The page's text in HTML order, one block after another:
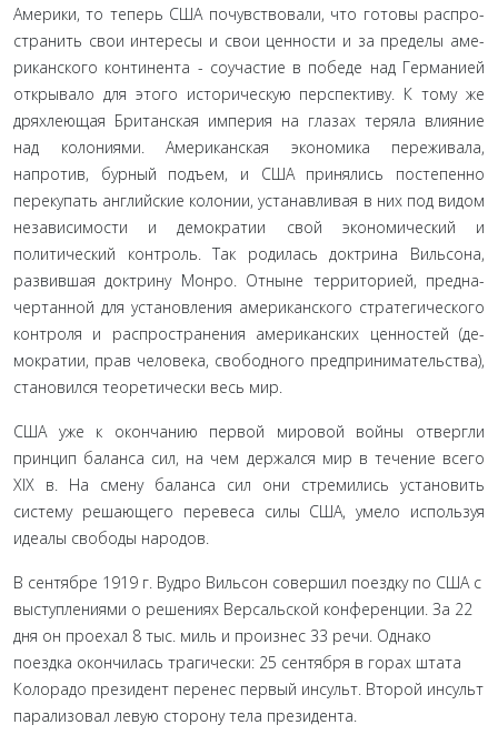
Америки, то теперь США почувствовали, что готовы распро­
странить свои интересы и свои ценности и за пределы аме­
риканского континента - соучастие в победе над Германией
открывало для этого историческую перспективу. К тому же
дряхлеющая Британская империя на глазах теряла влия­ние
над колониями. Американская экономика переживала,
напротив, бурный подъем, и США принялись постепенно
перекупать английские колонии, устанавливая в них под видом
независимости и демократии свой экономический и
политический контроль. Так родилась доктрина Вильсона,
развившая доктрину Монро. Отныне территорией, предна­
чертанной для установления американского стратегического
контроля и распространения американских ценностей (де­
мократии, прав человека, свободного предпринимательства),
становился теоретически весь мир.
США уже к окончанию первой мировой войны отвергли
принцип баланса сил, на чем держался мир в течение все­го
XIX в. На смену баланса сил они стремились установить
систему решающего перевеса силы США, умело используя
идеалы свободы народов.
В сентябре 1919 г. Вудро Вильсон совершил поездку по США с
выступлениями о решениях Версальской конферен­ции. За 22
дня он проехал 8 тыс. миль и произнес 33 речи. Однако
поездка окончилась трагически: 25 сентября в горах штата
Колорадо президент перенес первый инсульт. Второй инсульт
парализовал левую сторону тела президента.